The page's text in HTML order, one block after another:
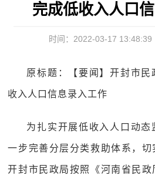
完成低收入人口
时间：2022-03-17 13:48:39
原标题：【要闻】开封市
收入人口信息录入工作
为扎实开展低收入人口动态
一步完善分层分类救助体系，切
开封市民政局按照《河南省民政